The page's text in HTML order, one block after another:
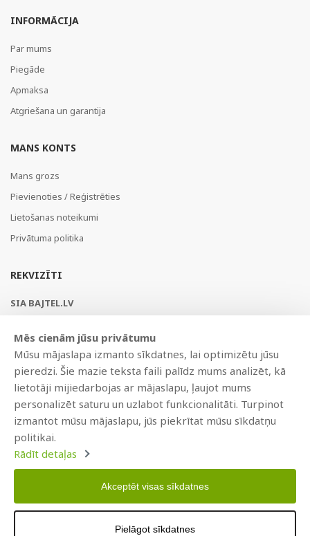
INFORMĀCIJA
Par mums
Piegāde
Apmaksa
Atgriešana un garantija
MANS KONTS
Mans grozs
Pievienoties / Reģistrēties
Lietošanas noteikumi
Privātuma politika
REKVIZĪTI
SIA BAJTEL.LV
Brīvības gatve 214b, Rīga, LV-1039, Latvija
AS Swedbank, HABALV22
LV53HABA0551019240274
Mēs cienām jūsu privātumu
Mūsu mājaslapa izmanto sīkdatnes, lai optimizētu jūsu
pieredzi. Šie mazie teksta faili palīdz mums analizēt, kā
lietotāji mijiedarbojas ar mājaslapu, ļaujot mums
personalizēt saturu un uzlabot funkcionalitāti. Turpinot
izmantot mūsu mājaslapu, jūs piekrītat mūsu sīkdatņu
politikai.
Rādīt detaļas
Akceptēt visas sīkdatnes
Pielāgot sīkdatnes